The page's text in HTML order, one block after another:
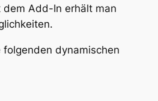
dem Add-In erhält man
dynamischen